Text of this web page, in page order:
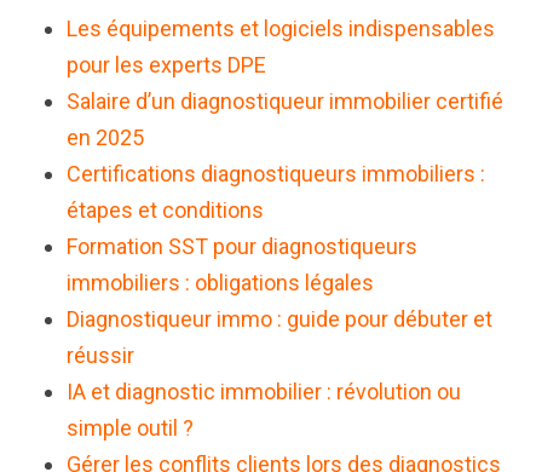
Les équipements et logiciels indispensables
pour les experts DPE
Salaire d’un diagnostiqueur immobilier certifié
en 2025
Certifications diagnostiqueurs immobiliers :
étapes et conditions
Formation SST pour diagnostiqueurs
immobiliers : obligations légales
Diagnostiqueur immo : guide pour débuter et
réussir
IA et diagnostic immobilier : révolution ou
simple outil ?
Gérer les conflits clients lors des diagnostics